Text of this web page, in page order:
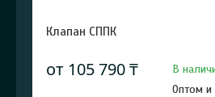
Клапан СППК
от 105 790 ₸
В
Оптом и